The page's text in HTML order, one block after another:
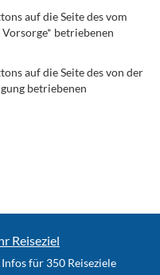
auf die Seite des vom
betriebenen
auf die Seite des von der
betriebenen
Reiseziel
Infos für 350 Reiseziele